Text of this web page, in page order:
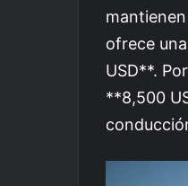
ofrece
USD**.
**8,500